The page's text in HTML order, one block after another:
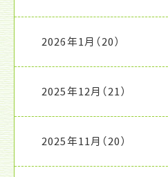
2026年1月 （20）
2025年12月 （21）
2025年11月 （20）